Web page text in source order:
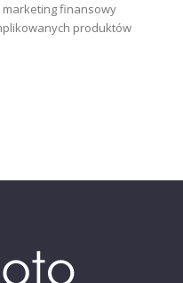
finansowy
produktów